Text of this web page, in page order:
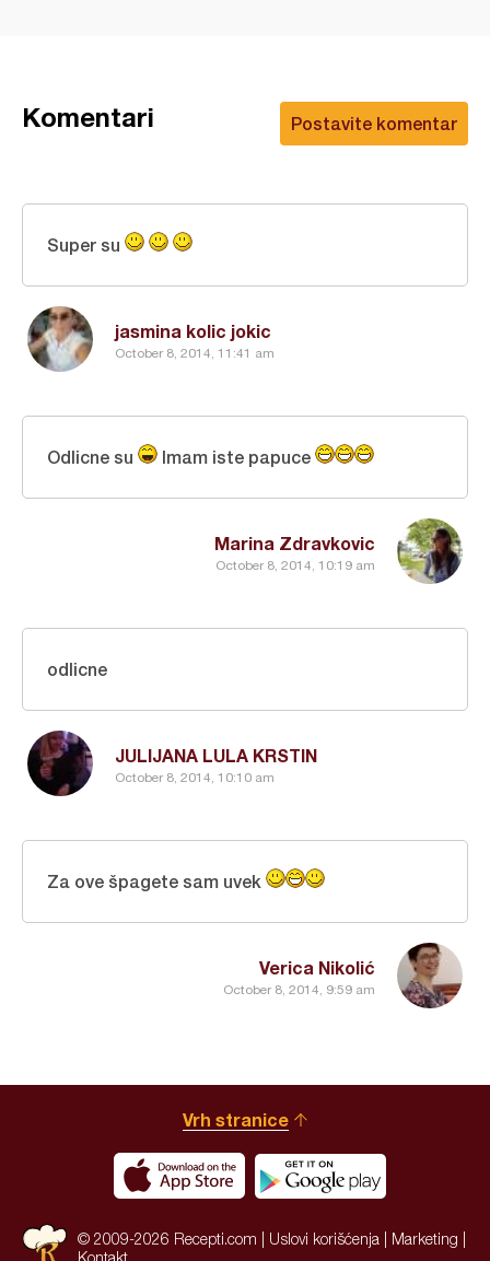
Postavite komentar
Komentari
jasmina kolic jokic
October 8, 2014, 11:41 am
Super su
Marina Zdravkovic
October 8, 2014, 10:19 am
Odlicne su Imam iste papuce
JULIJANA LULA KRSTIN
October 8, 2014, 10:10 am
odlicne
Verica Nikolić
October 8, 2014, 9:59 am
Za ove špagete sam uvek
Vrh stranice
© 2009-2026 Recepti.com | Uslovi korišćenja Marketing
Kontakt